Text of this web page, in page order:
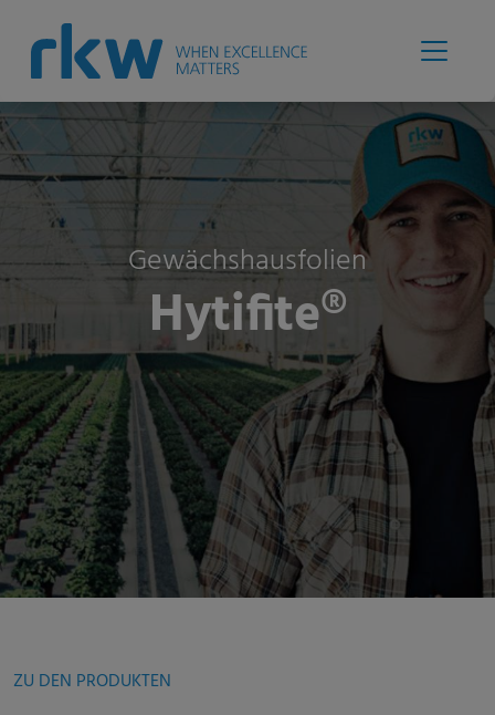
Gewächshausfolien
Hytifite®
ZU DEN PRODUKTEN